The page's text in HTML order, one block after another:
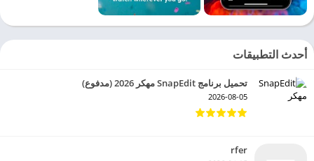
أحدث التطبيقات
تحميل برنامج SnapEdit مهكر 2026 (مدفوع)
2026-08-05
rfer